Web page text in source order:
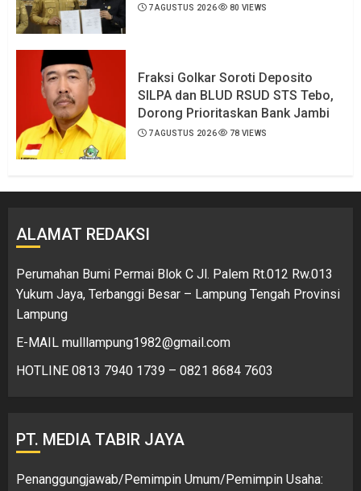
7 AGUSTUS 2026 80 VIEWS
Fraksi Golkar Soroti Deposito
SILPA dan BLUD RSUD STS Tebo,
Dorong Prioritaskan Bank Jambi
7 AGUSTUS 2026 78 VIEWS
ALAMAT REDAKSI
Perumahan Bumi Permai Blok C Jl. Palem Rt.012 Rw.013
Yukum Jaya, Terbanggi Besar – Lampung Tengah Provinsi
Lampung
E-MAIL mulllampung1982@gmail.com
HOTLINE 0813 7940 1739 – 0821 8684 7603
PT. MEDIA TABIR JAYA
Penanggungjawab/Pemimpin Umum/Pemimpin Usaha: